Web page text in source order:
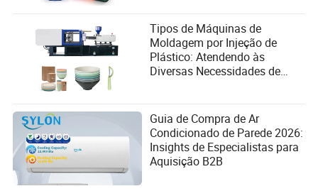
Tipos de Máquinas de
Moldagem por Injeção de
Plástico: Atendendo às
Diversas Necessidades de
Guia de Compra de Ar
Condicionado de Parede 2026:
Insights de Especialistas para
Aquisição B2B